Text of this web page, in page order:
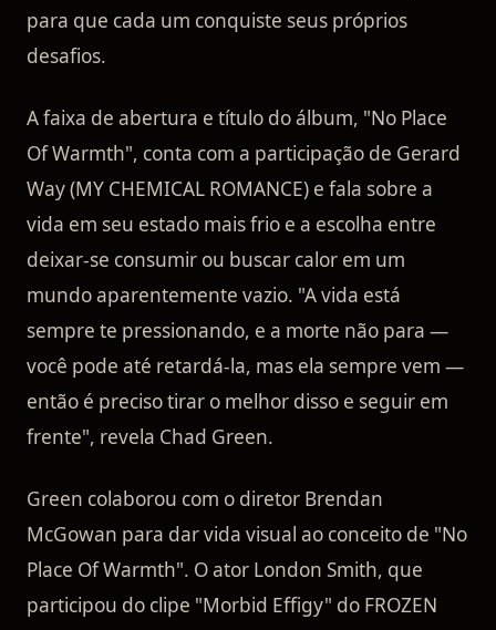
para que cada um conquiste seus próprios
desafios.
A faixa de abertura e título do álbum, "No Place
Of Warmth", conta com a participação de Gerard
Way (MY CHEMICAL ROMANCE) e fala sobre a
vida em seu estado mais frio e a escolha entre
deixar-se consumir ou buscar calor em um
mundo aparentemente vazio. "A vida está
sempre te pressionando, e a morte não para —
você pode até retardá-la, mas ela sempre vem —
então é preciso tirar o melhor disso e seguir em
frente", revela Chad Green.
Green colaborou com o diretor Brendan
McGowan para dar vida visual ao conceito de "No
Place Of Warmth". O ator London Smith, que
participou do clipe "Morbid Effigy" do FROZEN